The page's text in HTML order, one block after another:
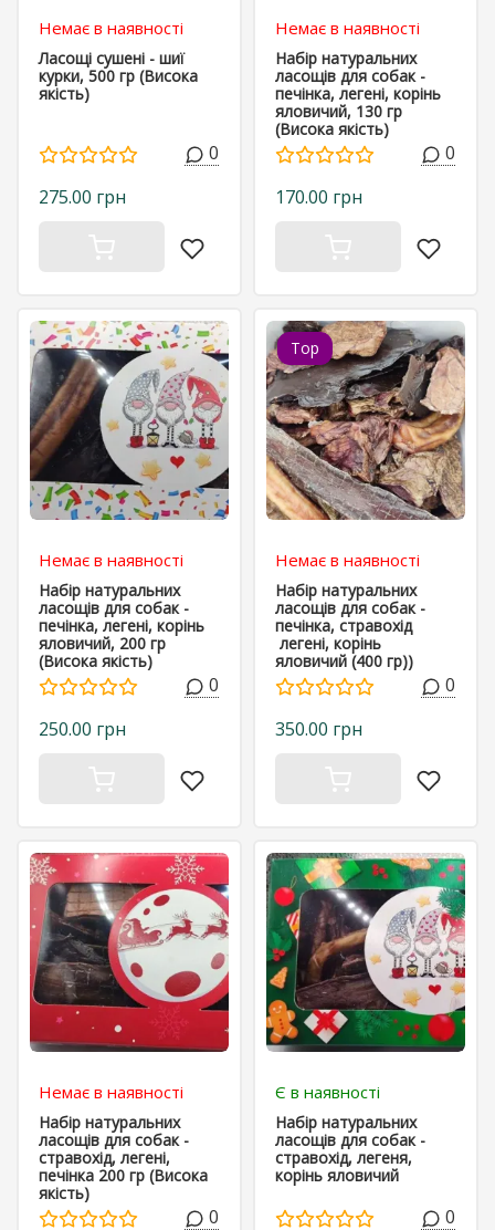
Немає в наявності
Ласощі сушені - шиї
курки, 500 гр (Висока
якість)
0
275.00 грн
Немає в наявності
Набір натуральних
ласощів для собак -
печінка, легені, корінь
яловичий, 130 гр
(Висока якість)
0
170.00 грн
Немає в наявності
Набір натуральних
ласощів для собак -
печінка, легені, корінь
яловичий, 200 гр
(Висока якість)
0
250.00 грн
Top
Немає в наявності
Набір натуральних
ласощів для собак -
печінка, стравохід
легені, корінь
яловичий (400 гр))
0
350.00 грн
Немає в наявності
Набір натуральних
ласощів для собак -
стравохід, легені,
печінка 200 гр (Висока
якість)
0
Є в наявності
Набір натуральних
ласощів для собак -
стравохід, легеня,
корінь яловичий
0